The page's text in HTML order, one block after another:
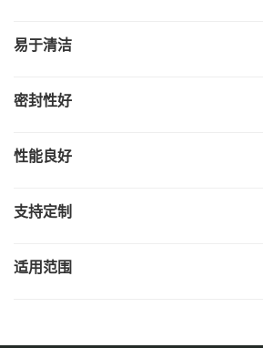
易于清洁
密封性好
性能良好
支持定制
适用范围